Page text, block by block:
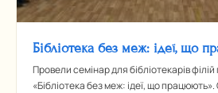
Бібліотека без меж: ідеї, що
Провели семінар для бібліотекарів
«Бібліотека без меж: ідеї, що працюють».